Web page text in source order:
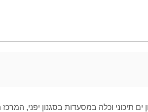
תיכוני וכלה במסעדות בסגנון יפני, המרכז